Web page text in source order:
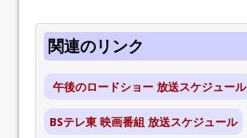
関連のリンク
午後のロードショー 放送スケジュール
BSテレ東 映画番組 放送スケジュール